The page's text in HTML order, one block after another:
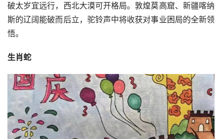
破太岁宜远行，西北大漠可开格局。敦煌莫高窟、新疆喀纳
斯的辽阔能破而后立，驼铃声中将收获对事业困局的全新领
悟。
生肖蛇